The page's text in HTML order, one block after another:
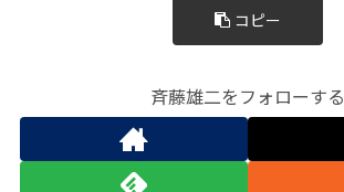
コピー
斉藤雄二をフォローする